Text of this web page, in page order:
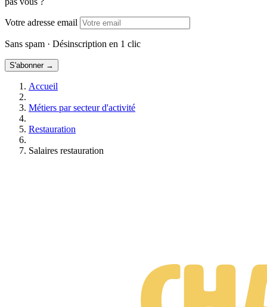
Votre adresse email
Sans spam · Désinscription en 1 clic
S'abonner →
Accueil
Métiers par secteur d'activité
Restauration
Salaires restauration